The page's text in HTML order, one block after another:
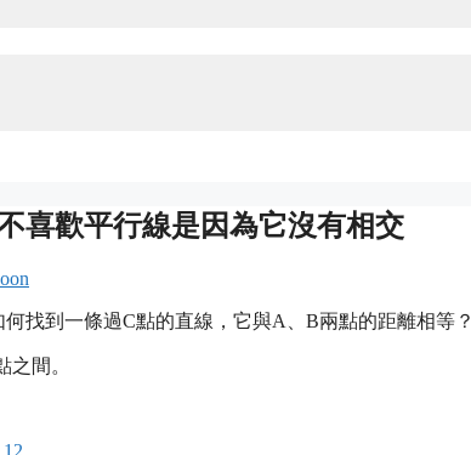
喜歡平行線是因為它沒有相交
找到一條過C點的直線，它與A、B兩點的距離相等？
間。